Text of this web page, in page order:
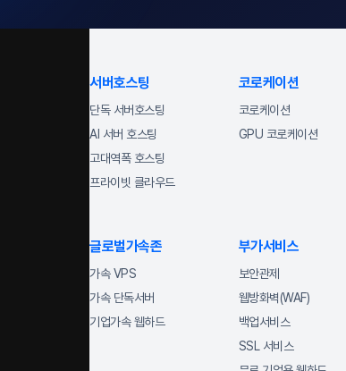
서버호스팅
단독 서버호스팅
AI 서버 호스팅
고대역폭 호스팅
프라이빗 클라우드
코로케이션
코로케이션
GPU 코로케이션
글로벌가속존
가속 VPS
가속 단독서버
기업가속 웹하드
부가서비스
보안관제
웹방화벽(WAF)
백업서비스
SSL 서비스